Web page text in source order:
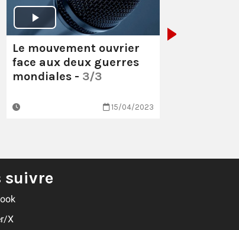
Le mouvement ouvrier
face aux deux guerres
mondiales - 3/3
15/04/2023
suivre
X